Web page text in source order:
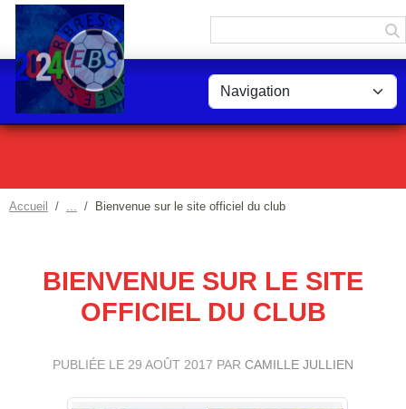
Accueil Bienvenue sur le site officiel du club
BIENVENUE SUR LE SITE
OFFICIEL DU CLUB
PUBLIÉE LE 29 AOÛT 2017 PAR CAMILLE JULLIEN
Panneau de gestion des cookies